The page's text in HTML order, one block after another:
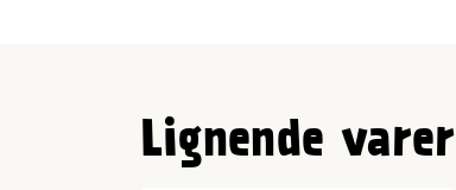
Lignende varer